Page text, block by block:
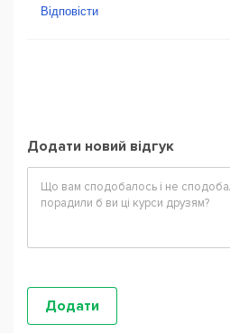
Відповісти
Додати новий відгук